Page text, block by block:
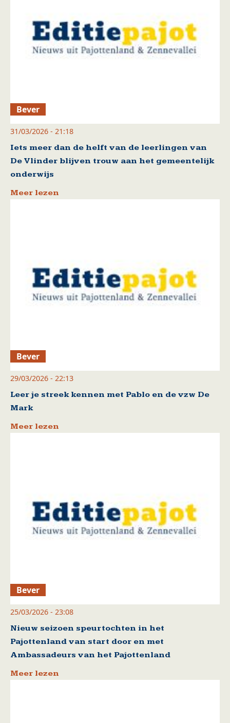
Bever
31/03/2026 - 21:18
Iets meer dan de helft van de leerlingen van
De Vlinder blijven trouw aan het gemeentelijk
onderwijs
Meer lezen
Bever
29/03/2026 - 22:13
Leer je streek kennen met Pablo en de vzw De
Mark
Meer lezen
Bever
25/03/2026 - 23:08
Nieuw seizoen speurtochten in het
Pajottenland van start door en met
Ambassadeurs van het Pajottenland
Meer lezen